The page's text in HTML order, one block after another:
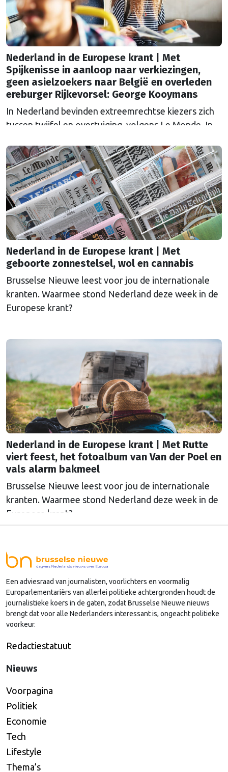
Nederland in de Europese krant | Met
Spijkenisse in aanloop naar verkiezingen,
geen asielzoekers naar België en overleden
ereburger Rijkevorsel: George Kooymans
In Nederland bevinden extreemrechtse kiezers zich
tussen twijfel en overtuiging, volgens Le Monde. In
oktober sprak de Franse krant inwoners van
Spijkenisse ‘la ville de Henk et Ingrid’, die heen en
weer worden geslingerd tussen teleurstelling over
de beloften van de PVV om voor “de gewone man”
te zorgen en …Continued
Nederland in de Europese krant | Met
geboorte zonnestelsel, wol en cannabis
Brusselse Nieuwe leest voor jou de internationale
kranten. Waarmee stond Nederland deze week in de
Europese krant?
Nederland in de Europese krant | Met Rutte
viert feest, het fotoalbum van Van der Poel en
vals alarm bakmeel
Brusselse Nieuwe leest voor jou de internationale
kranten. Waarmee stond Nederland deze week in de
Europese krant?
Een adviesraad van journalisten, voorlichters en voormalig
Europarlementariërs van allerlei politieke achtergronden houdt de
journalistieke koers in de gaten, zodat Brusselse Nieuwe nieuws
brengt dat voor alle Nederlanders interessant is, ongeacht politieke
voorkeur.
Redactiestatuut
Nieuws
Voorpagina
Politiek
Economie
Tech
Lifestyle
Thema’s